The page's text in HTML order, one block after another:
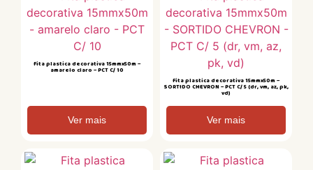
Fita plastica decorativa 15mmx50m –
amarelo claro – PCT C/ 10
Ver mais
Fita plastica decorativa 15mmx50m –
SORTIDO CHEVRON – PCT C/ 5 (dr, vm, az, pk,
vd)
Ver mais